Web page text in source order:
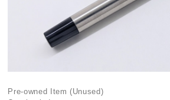
Pre-owned Item (Unused)